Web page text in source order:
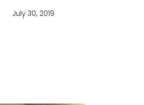
July 30, 2019